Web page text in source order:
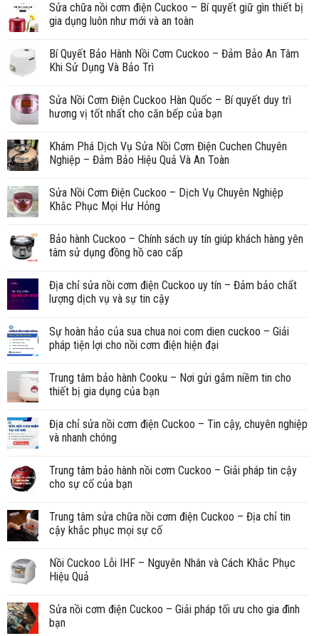
Sửa chữa nồi cơm điện Cuckoo – Bí quyết giữ gìn thiết bị
gia dụng luôn như mới và an toàn
Bí Quyết Bảo Hành Nồi Cơm Cuckoo – Đảm Bảo An Tâm
Khi Sử Dụng Và Bảo Trì
Sửa Nồi Cơm Điện Cuckoo Hàn Quốc – Bí quyết duy trì
hương vị tốt nhất cho căn bếp của bạn
Khám Phá Dịch Vụ Sửa Nồi Cơm Điện Cuchen Chuyên
Nghiệp – Đảm Bảo Hiệu Quả Và An Toàn
Sửa Nồi Cơm Điện Cuckoo – Dịch Vụ Chuyên Nghiệp
Khắc Phục Mọi Hư Hỏng
Bảo hành Cuckoo – Chính sách uy tín giúp khách hàng yên
tâm sử dụng đồng hồ cao cấp
Địa chỉ sửa nồi cơm điện Cuckoo uy tín – Đảm bảo chất
lượng dịch vụ và sự tin cậy
Sự hoàn hảo của sua chua noi com dien cuckoo – Giải
pháp tiện lợi cho nồi cơm điện hiện đại
Trung tâm bảo hành Cooku – Nơi gửi gắm niềm tin cho
thiết bị gia dụng của bạn
Địa chỉ sửa nồi cơm điện Cuckoo – Tin cậy, chuyên nghiệp
và nhanh chóng
Trung tâm bảo hành nồi cơm Cuckoo – Giải pháp tin cậy
cho sự cố của bạn
Trung tâm sửa chữa nồi cơm điện Cuckoo – Địa chỉ tin
cậy khắc phục mọi sự cố
Nồi Cuckoo Lỗi IHF – Nguyên Nhân và Cách Khắc Phục
Hiệu Quả
Sửa nồi cơm điện Cuckoo – Giải pháp tối ưu cho gia đình
bạn